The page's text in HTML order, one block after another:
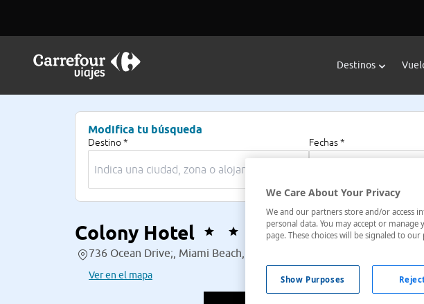
Destinos
Modifica tu búsqueda
Destino * Fechas *
Colony Hotel
736 Ocean Drive;, Miami Beach, Florida, Estados Unidos
Ver en el mapa
We Care About Your Privacy
We and our partners store and/or access
personal data. You may accept or
page. These choices will be signaled to
Show Purposes